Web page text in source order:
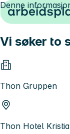
Hopp til innhold
Vi søker to
Thon Gruppen
Thon Hotel
Denne